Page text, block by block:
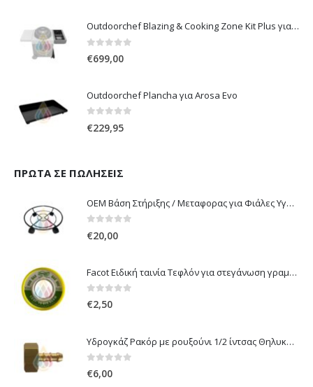
Outdoorchef Blazing & Cooking Zone Kit Plus για Ψησταριά Arosa Evo
€699,00
Outdoorchef Plancha για Arosa Evo
€229,95
ΠΡΏΤΑ ΣΕ ΠΩΛΉΣΕΙΣ
OEM Βάση Στήριξης / Μεταφορας για Φιάλες Υγραερίου 10 kg & 13 kg με ροδάκια
€20,00
Facot Ειδική ταινία Τεφλόν για στεγάνωση γραμμών αερίου 12m
0out of 5
€2,50
Υδρογκάζ Ρακόρ με ρουξούνι 1/2 ίντσας Θηλυκό Δεξιόστροφο για σύνδεση συσκευών με λάστιχο υγραερίου 8mm
0out of 5
€6,00